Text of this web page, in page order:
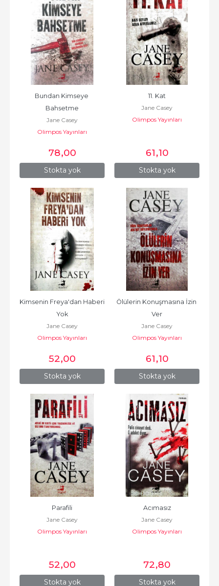
Stokta yok
Bundan Kimseye
Bahsetme
Jane Casey
Olimpos Yayınları
78,00
Stokta yok
11. Kat
Jane Casey
Olimpos Yayınları
61,10
Stokta yok
Kimsenin Freya'dan Haberi
Yok
Jane Casey
Olimpos Yayınları
52,00
Stokta yok
Ölülerin Konuşmasına İzin
Ver
Jane Casey
Olimpos Yayınları
61,10
Stokta yok
Parafili
Jane Casey
Olimpos Yayınları
52,00
Stokta yok
Acımasız
Jane Casey
Olimpos Yayınları
72,80